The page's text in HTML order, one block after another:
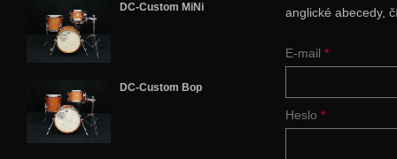
DC-Custom MiNi
DC-Custom Bop
anglické abecedy,
E-mail *
Heslo *